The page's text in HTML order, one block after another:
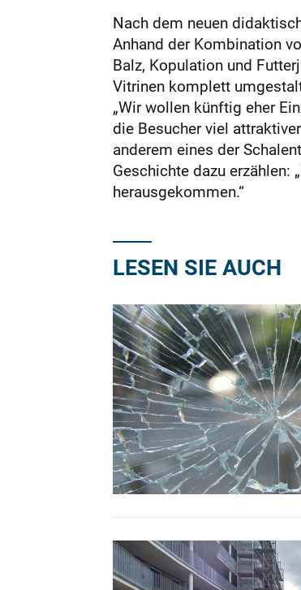
Nach dem neuen
Anhand der Kombination
Balz, Kopulation und
Vitrinen komplett
„Wir wollen künftig eher
die Besucher viel
anderem eines der
Geschichte dazu erzählen:
herausgekommen.“
LESEN SIE AUCH